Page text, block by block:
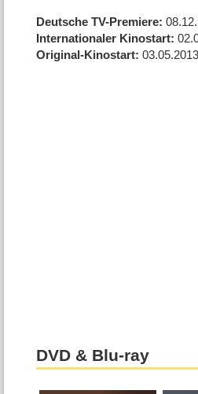
Deutsche TV-Premiere
Internationaler Kinostart
Original-Kinostart 03.05.2013
DVD & Blu-ray